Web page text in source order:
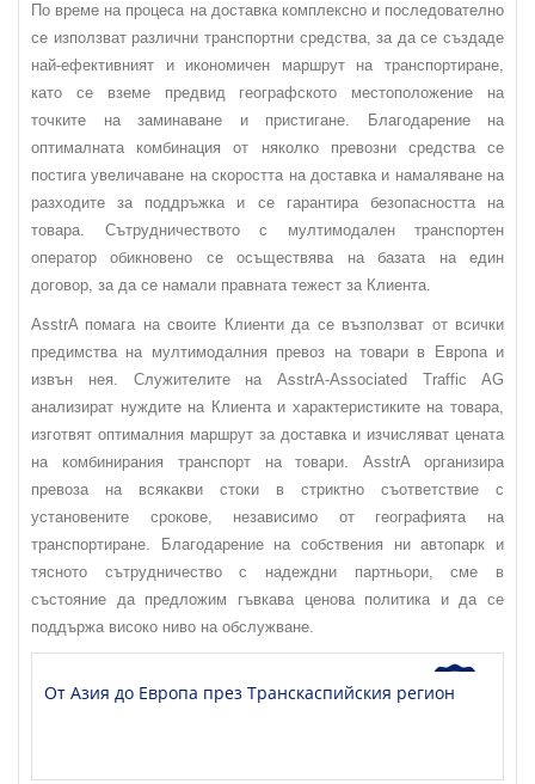
По време на процеса на доставка комплексно и последователно
се използват различни транспортни средства, за да се създаде
най-ефективният и икономичен маршрут на транспортиране,
като се вземе предвид географското местоположение на
точките на заминаване и пристигане. Благодарение на
оптималната комбинация от няколко превозни средства се
постига увеличаване на скоростта на доставка и намаляване на
разходите за поддръжка и се гарантира безопасността на
товара. Сътрудничеството с мултимодален транспортен
оператор обикновено се осъществява на базата на един
договор, за да се намали правната тежест за Клиента.
AsstrA помага на своите Клиенти да се възползват от всички
предимства на мултимодалния превоз на товари в Европа и
извън нея. Служителите на AsstrA-Associated Traffic AG
анализират нуждите на Клиента и характеристиките на товара,
изготвят оптималния маршрут за доставка и изчисляват цената
на комбинирания транспорт на товари. AsstrA организира
превоза на всякакви стоки в стриктно съответствие с
установените срокове, независимо от географията на
транспортиране. Благодарение на собствения ни автопарк и
тясното сътрудничество с надеждни партньори, сме в
състояние да предложим гъвкава ценова политика и да се
поддържа високо ниво на обслужване.
От Азия до Европа през Транскаспийския регион